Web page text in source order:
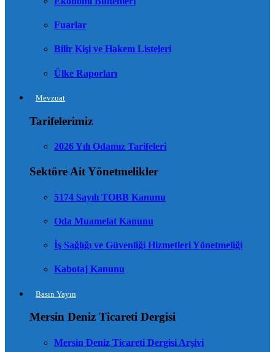
Fuarlar
Bilir Kişi ve Hakem Listeleri
Ülke Raporları
Mevzuat
Tarifelerimiz
2026 Yılı Odamız Tarifeleri
Sektöre Ait Yönetmelikler
5174 Sayılı TOBB Kanunu
Oda Muamelat Kanunu
İş Sağlığı ve Güvenliği Hizmetleri Yönetmeliği
Kabotaj Kanunu
Basın Yayın
Mersin Deniz Ticareti Dergisi
Mersin Deniz Ticareti Dergisi Arşivi